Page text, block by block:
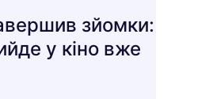
зйомки:
у кіно вже